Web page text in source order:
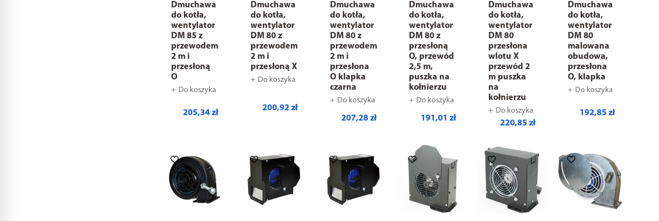
Dmuchawa
do kotła,
wentylator
DM 85 z
przewodem
2 m i
przesłoną
O
Do koszyka
205,34 zł
Dmuchawa
do kotła,
wentylator
DM 80 z
przewodem
2 m i
przesłoną X
Do koszyka
200,92 zł
Dmuchawa
do kotła,
wentylator
DM 80 z
przewodem
2 m i
przesłona
O klapka
czarna
Do koszyka
207,28 zł
Dmuchawa
do kotła,
wentylator
DM 80 z
przesłoną
O, przewód
2,5 m,
puszka na
kołnierzu
Do koszyka
191,01 zł
Dmuchawa
do kotła,
wentylator
DM 80
przesłona
wlotu X
przewód 2
m puszka
na
kołnierzu
Do koszyka
220,85 zł
Dmuchawa
do kotła,
wentylator
DM 80
malowana
obudowa,
przesłona
O, klapka
Do koszyka
192,85 zł